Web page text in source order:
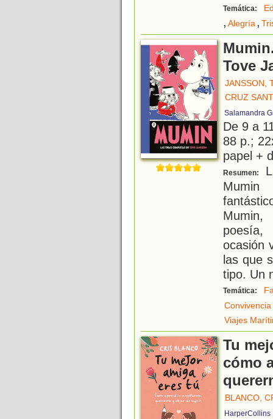
Temática:
, Alegría,
Tove
JANSSON,
CRUZ
Salamandra
De 9 a
88 p.;
papel +
Resumen:
Mumin
ocasión
las que
tipo. Un
Temática:
Convivencia
Viajes
Tu
cómo
BLANCO,
HarperCollins